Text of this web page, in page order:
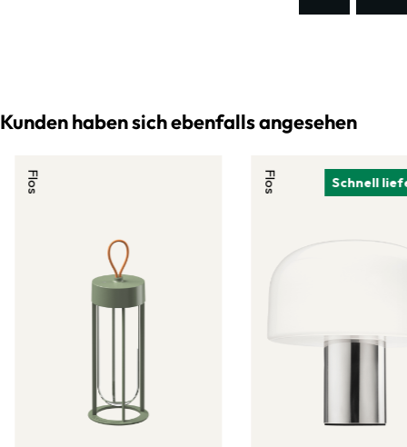
Kunden haben sich ebenfalls angesehen
Flos Schnell
Flos